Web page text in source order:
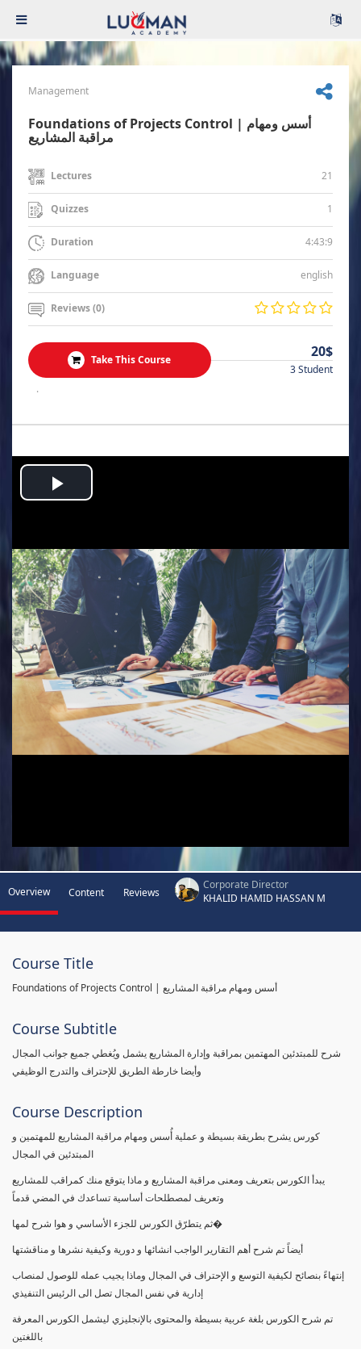
Management
Foundations of Projects Control | أسس ومهام
مراقبة المشاريع
Lectures 21
Quizzes 1
Duration 4:43:9
Language english
Reviews (0)
Take This Course 20$
3 Student
.
Play
Overview Content Reviews
Corporate Director
KHALID HAMID HASSAN M
Course Title
Foundations of Projects Control | أسس ومهام مراقبة المشاريع
Course Subtitle
شرح للمبتدئين المهتمين بمراقبة وإدارة المشاريع يشمل ويُغطي جميع جوانب المجال
وأيضا خارطة الطريق للإحتراف والتدرج الوظيفي
Course Description
كورس يشرح بطريقة بسيطة و عملية أُسس ومهام مراقبة المشاريع للمهتمين و
المبتدئين في المجال
يبدأ الكورس بتعريف ومعنى مراقبة المشاريع و ماذا يتوقع منك كمراقب للمشاريع
وتعريف لمصطلحات أساسية تساعدك في المضي قدماً
ثم يتطرّق الكورس للجزء الأساسي و هوا شرح لمها�
أيضاً تم شرح أهم التقارير الواجب انشائها و دورية وكيفية نشرها و مناقشتها
إنتهاءً بنصائح لكيفية التوسع و الإحتراف في المجال وماذا يجيب عمله للوصول لمنصاب
إدارية في نفس المجال تصل الى الرئيس التنفيذي
تم شرح الكورس بلغة عربية بسيطة والمحتوى بالإنجليزي ليشمل الكورس المعرفة
باللغتين